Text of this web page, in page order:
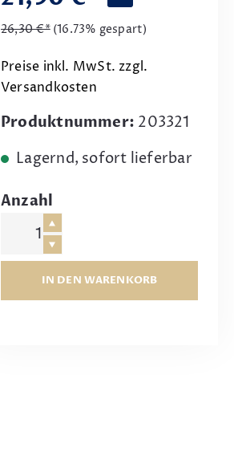
26,30 €* (16.73% gespart)
Preise inkl. MwSt. zzgl.
Versandkosten
Produktnummer: 203321
Lagernd, sofort lieferbar
Anzahl
IN DEN WARENKORB